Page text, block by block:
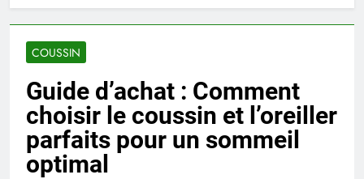
COUSSIN
Guide d’achat : Comment
choisir le coussin et l’oreiller
parfaits pour un sommeil
optimal